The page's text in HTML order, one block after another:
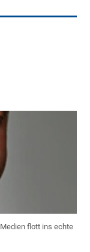
flott ins echte